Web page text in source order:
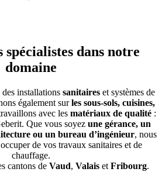
spécialistes dans notre
domaine
installations sanitaires et systèmes de
également surles sous-sols, cuisines,
avec les matériaux de qualité:
Que vous soyez une gérance, un
ou un bureau d’ingénieur, nous
de vos travaux sanitaires et de
chauffage.
cantons de Vaud, Valaiset Fribourg.